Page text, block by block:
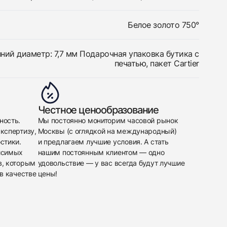
Белое золото 750°
диаметр: 7,7 мм Подарочная упаковка бутика с
печатью, пакет Cartier
которым
качестве
Честное ценообразование
Мы постоянно мониторим часовой рынок
Москвы (с оглядкой на международный)
и предлагаем лучшие условия. А стать
нашим постоянным клиентом — одно
удовольствие — у вас всегда будут лучшие
цены!